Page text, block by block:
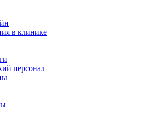
в клинике
персонал